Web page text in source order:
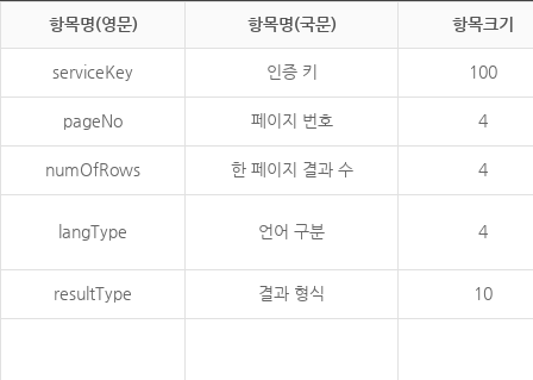
항목명(영문) 항목명(국문) 항목크기
serviceKey 인증 키 100
pageNo 페이지 번호 4
numOfRows 한 페이지 결과 수 4
langType 언어 구분 4
resultType 결과 형식 10